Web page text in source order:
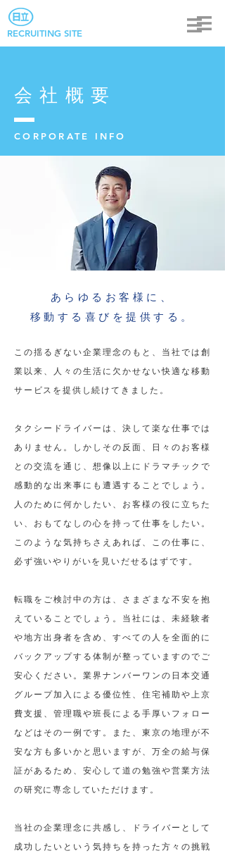
RECRUITING SITE
会社概要
CORPORATE INFO
あらゆるお客様に、
移動する喜びを提供する。
この揺るぎない企業理念のもと、当社では創
業以来、人々の生活に欠かせない快適な移動
サービスを提供し続けてきました。
タクシードライバーは、決して楽な仕事では
ありません。しかしその反面、日々のお客様
との交流を通じ、想像以上にドラマチックで
感動的な出来事にも遭遇することでしょう。
人のために何かしたい、お客様の役に立ちた
い、おもてなしの心を持って仕事をしたい。
このような気持ちさえあれば、この仕事に、
必ず強いやりがいを見いだせるはずです。
転職をご検討中の方は、さまざまな不安を抱
えていることでしょう。当社には、未経験者
や地方出身者を含め、すべての人を全面的に
バックアップする体制が整っていますのでご
安心ください。業界ナンバーワンの日本交通
グループ加入による優位性、住宅補助や上京
費支援、管理職や班長による手厚いフォロー
などはその一例です。また、東京の地理が不
安な方も多いかと思いますが、万全の給与保
証があるため、安心して道の勉強や営業方法
の研究に専念していただけます。
当社の企業理念に共感し、ドライバーとして
成功したいという気持ちを持った方々の挑戦